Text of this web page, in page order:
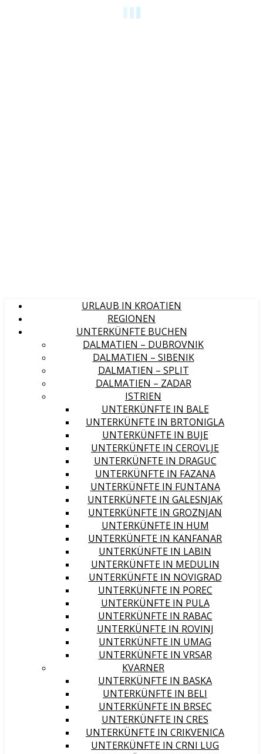
URLAUB IN KROATIEN
REGIONEN
UNTERKÜNFTE BUCHEN
DALMATIEN – DUBROVNIK
DALMATIEN – SIBENIK
DALMATIEN – SPLIT
DALMATIEN – ZADAR
ISTRIEN
UNTERKÜNFTE IN BALE
UNTERKÜNFTE IN BRTONIGLA
UNTERKÜNFTE IN BUJE
UNTERKÜNFTE IN CEROVLJE
UNTERKÜNFTE IN DRAGUC
UNTERKÜNFTE IN FAZANA
UNTERKÜNFTE IN FUNTANA
UNTERKÜNFTE IN GALESNJAK
UNTERKÜNFTE IN GROZNJAN
UNTERKÜNFTE IN HUM
UNTERKÜNFTE IN KANFANAR
UNTERKÜNFTE IN LABIN
UNTERKÜNFTE IN MEDULIN
UNTERKÜNFTE IN NOVIGRAD
UNTERKÜNFTE IN POREC
UNTERKÜNFTE IN PULA
UNTERKÜNFTE IN RABAC
UNTERKÜNFTE IN ROVINJ
UNTERKÜNFTE IN UMAG
UNTERKÜNFTE IN VRSAR
KVARNER
UNTERKÜNFTE IN BASKA
UNTERKÜNFTE IN BELI
UNTERKÜNFTE IN BRSEC
UNTERKÜNFTE IN CRES
UNTERKÜNFTE IN CRIKVENICA
UNTERKÜNFTE IN CRNI LUG